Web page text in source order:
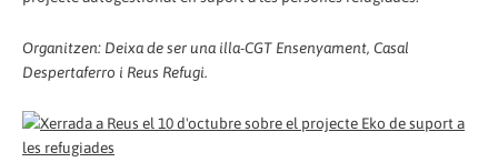
Organitzen: Deixa de ser una illa-CGT Ensenyament, Casal
Despertaferro i Reus Refugi.